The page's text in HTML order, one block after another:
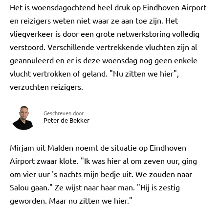
Het is woensdagochtend heel druk op Eindhoven Airport
en reizigers weten niet waar ze aan toe zijn. Het
vliegverkeer is door een grote netwerkstoring volledig
verstoord. Verschillende vertrekkende vluchten zijn al
geannuleerd en er is deze woensdag nog geen enkele
vlucht vertrokken of geland. "Nu zitten we hier",
verzuchten reizigers.
Geschreven door
Peter de Bekker
Mirjam uit Malden noemt de situatie op Eindhoven
Airport zwaar klote. "Ik was hier al om zeven uur, ging
om vier uur 's nachts mijn bedje uit. We zouden naar
Salou gaan." Ze wijst naar haar man. "Hij is zestig
geworden. Maar nu zitten we hier."